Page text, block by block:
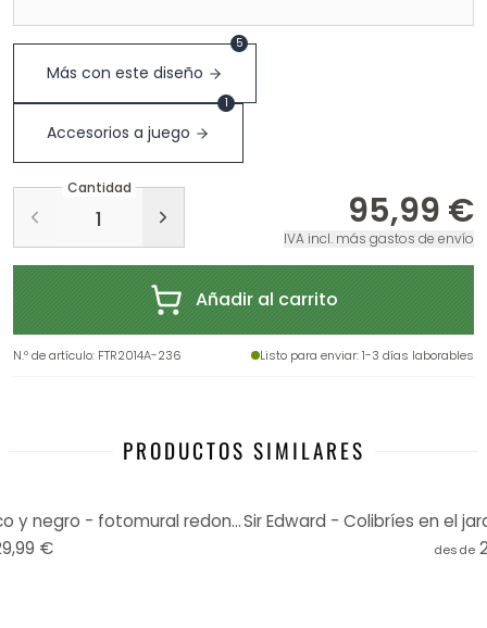
Más con este diseño
5
Accesorios a juego
1
Cantidad
95,99 €
IVA incl. más gastos de envío
Añadir al carrito
N.º de artículo: FTR2014A-236 Listo para enviar: 1-3 días laborables
PRODUCTOS SIMILARES
Sir Edward - Botánica en blanco y negro - fotomural redondo - Papel pintado autoadhesivo/no tejido
€
desde